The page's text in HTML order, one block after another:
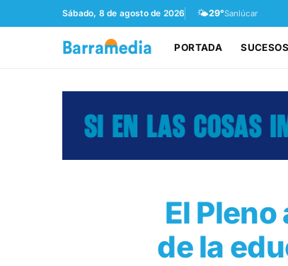
Sábado, 8 de agosto de 2026 🌤️29°Sanlúcar
PORTADA SUCESOS
El
de la